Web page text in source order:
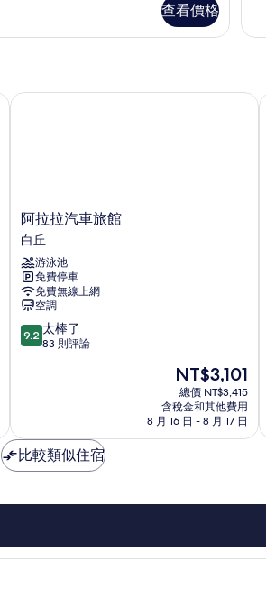
查看價格
室
有
客
臥
阿
拉
拉
汽
車
旅
館
白
丘
阿拉拉汽車旅館
白丘
游泳池
免費停車
免費無線上網
空調
9.2
分，
棒
了，
83
評
9.2 太棒了
83 則評論
現
在
價
格
為
NT$3,101
總價 NT$3,415
含稅金和其他費用
8 月 16 日 - 8 月 17 日
阿拉拉汽車旅館
比較類似住宿